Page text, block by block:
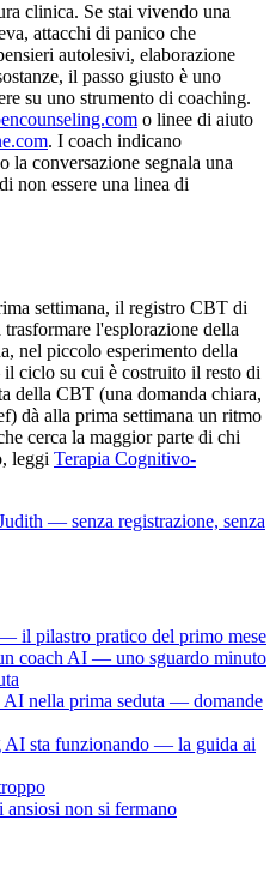
clinica. Se stai vivendo una
attacchi di panico che
autolesivi, elaborazione
il passo giusto è uno
su uno strumento di coaching.
o linee di aiuto
. I coach indicano
la conversazione segnala una
non essere una linea di
settimana, il registro CBT di
l'esplorazione della
nel piccolo esperimento della
ciclo su cui è costruito il resto di
della CBT (una domanda chiara,
dà alla prima settimana un ritmo
cerca la maggior parte di chi
leggi Terapia Cognitivo-
— senza registrazione, senza
il pilastro pratico del primo mese
coach AI — uno sguardo minuto
AI nella prima seduta — domande
AI sta funzionando — la guida ai
ansiosi non si fermano